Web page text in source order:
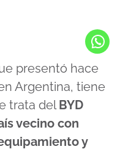
presentó hace
Argentina, tiene
trata delBYD
vecino con
y